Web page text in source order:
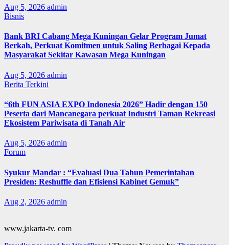
Aug 5, 2026 admin
Bisnis
Bank BRI Cabang Mega Kuningan Gelar Program Jumat
Berkah, Perkuat Komitmen untuk Saling Berbagai Kepada
Masyarakat Sekitar Kawasan Mega Kuningan
Aug 5, 2026 admin
Berita Terkini
“6th FUN ASIA EXPO Indonesia 2026” Hadir dengan 150
Peserta dari Mancanegara perkuat Industri Taman Rekreasi
Ekosistem Pariwisata di Tanah Air
Aug 5, 2026 admin
Forum
Syukur Mandar : “Evaluasi Dua Tahun Pemerintahan
Presiden: Reshuffle dan Efisiensi Kabinet Gemuk”
Aug 2, 2026 admin
www.jakarta-tv. com